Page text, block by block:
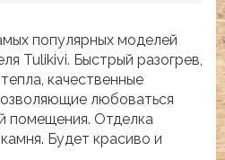
популярных моделей
Tulikivi. Быстрый разогрев,
качественные
любоваться
помещения. Отделка
Будет красиво и